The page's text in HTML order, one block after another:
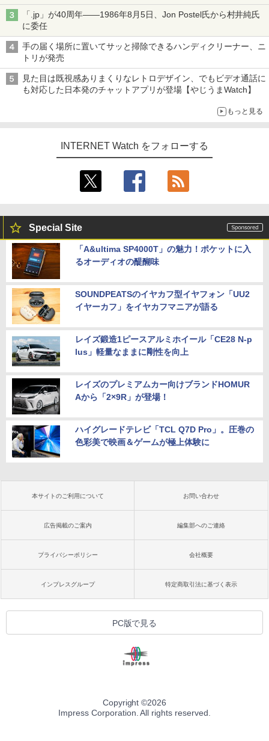
ル TIVIP」
「.jp」が40周年――1986年8月5日、Jon Postel氏から村井純氏
に委任
手の届く場所に置いてサッと掃除できるハンディクリーナー、ニ
トリが発売
見た目は既視感ありまくりなレトロデザイン、でもビデオ通話に
も対応した日本発のチャットアプリが登場【やじうまWatch】
もっと見る
INTERNET Watch をフォローする
Special Site
「A&ultima SP4000T」の魅力！ポケットに入
るオーディオの醍醐味
SOUNDPEATSのイヤカフ型イヤフォン「UU2
イヤーカフ」をイヤカフマニアが語る
レイズ鍛造1ピースアルミホイール「CE28 N-p
lus」軽量なままに剛性を向上
レイズのプレミアムカー向けブランドHOMUR
Aから「2×9R」が登場！
ハイグレードテレビ「TCL Q7D Pro」。圧巻の
色彩美で映画＆ゲームが極上体験に
本サイトのご利用について お問い合わせ
広告掲載のご案内 編集部へのご連絡
プライバシーポリシー 会社概要
インプレスグループ 特定商取引法に基づく表示
PC版で見る
Copyright ©2026
Impress Corporation. All rights reserved.